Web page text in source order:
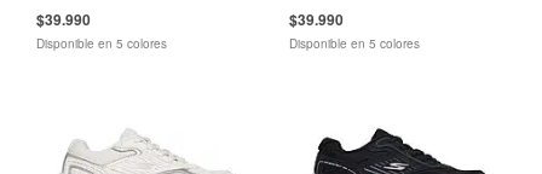
$39.990
Disponible en 5 colores
$39.990
Disponible en 5 colores